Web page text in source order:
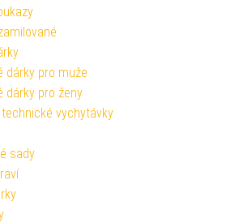
dárky pro muže
dárky pro ženy
vychytávky
sady